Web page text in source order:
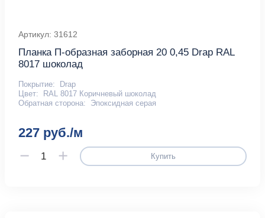
Артикул: 31612
Планка П-образная заборная 20 0,45 Drap RAL
8017 шоколад
Покрытие:
Drap
Цвет:
RAL 8017 Коричневый шоколад
Обратная сторона:
Эпоксидная серая
227 руб./м
Купить